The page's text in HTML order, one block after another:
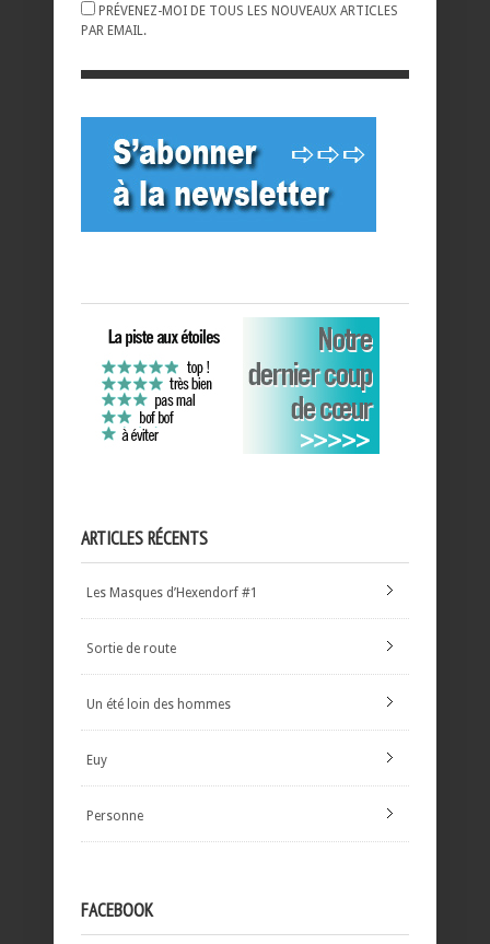
PRÉVENEZ-MOI DE TOUS LES NOUVEAUX ARTICLES
PAR EMAIL.
ARTICLES RÉCENTS
Les Masques d’Hexendorf #1
Sortie de route
Un été loin des hommes
Euy
Personne
FACEBOOK